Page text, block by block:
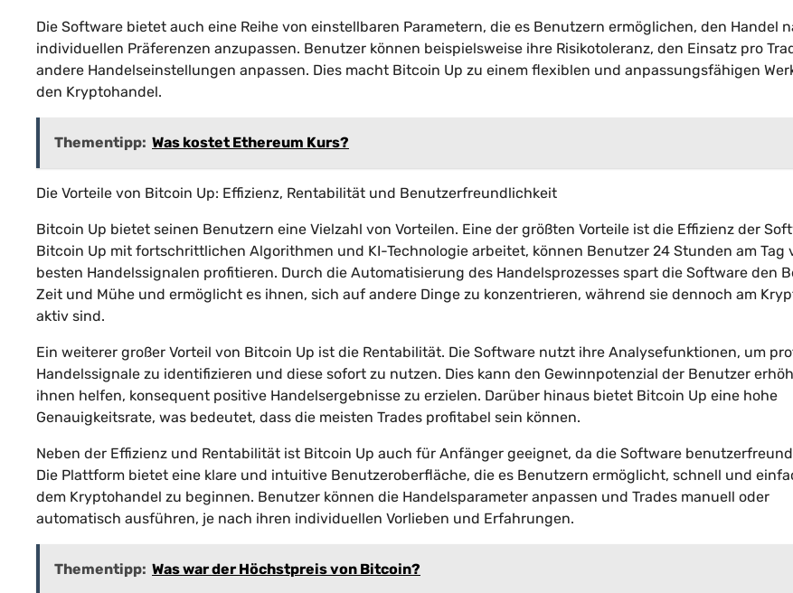
Die Software bietet auch eine Reihe von einstellbaren Parametern, die es Benutzern ermöglichen, den Handel
individuellen Präferenzen anzupassen. Benutzer können beispielsweise ihre Risikotoleranz, den Einsatz pro
andere Handelseinstellungen anpassen. Dies macht Bitcoin Up zu einem flexiblen und anpassungsfähigen
den Kryptohandel.
Thementipp: Was kostet Ethereum Kurs?
Die Vorteile von Bitcoin Up: Effizienz, Rentabilität und Benutzerfreundlichkeit
Bitcoin Up bietet seinen Benutzern eine Vielzahl von Vorteilen. Eine der größten Vorteile ist die Effizienz der
Bitcoin Up mit fortschrittlichen Algorithmen und KI-Technologie arbeitet, können Benutzer 24 Stunden am Tag
besten Handelssignalen profitieren. Durch die Automatisierung des Handelsprozesses spart die Software den
Zeit und Mühe und ermöglicht es ihnen, sich auf andere Dinge zu konzentrieren, während sie dennoch am
aktiv sind.
Ein weiterer großer Vorteil von Bitcoin Up ist die Rentabilität. Die Software nutzt ihre Analysefunktionen, um
Handelssignale zu identifizieren und diese sofort zu nutzen. Dies kann den Gewinnpotenzial der Benutzer
ihnen helfen, konsequent positive Handelsergebnisse zu erzielen. Darüber hinaus bietet Bitcoin Up eine hohe
Genauigkeitsrate, was bedeutet, dass die meisten Trades profitabel sein können.
Neben der Effizienz und Rentabilität ist Bitcoin Up auch für Anfänger geeignet, da die Software
Die Plattform bietet eine klare und intuitive Benutzeroberfläche, die es Benutzern ermöglicht, schnell und
dem Kryptohandel zu beginnen. Benutzer können die Handelsparameter anpassen und Trades manuell oder
automatisch ausführen, je nach ihren individuellen Vorlieben und Erfahrungen.
Thementipp: Was war der Höchstpreis von Bitcoin?